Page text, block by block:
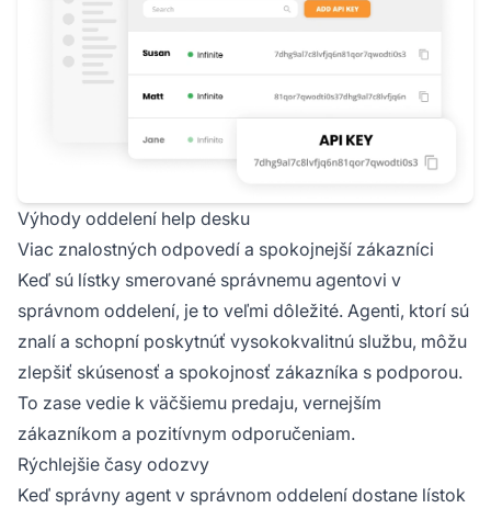
Výhody oddelení help desku
Viac znalostných odpovedí a spokojnejší zákazníci
Keď sú lístky smerované správnemu agentovi v
správnom oddelení, je to veľmi dôležité. Agenti, ktorí sú
znalí a schopní poskytnúť vysokokvalitnú službu, môžu
zlepšiť skúsenosť a spokojnosť zákazníka s podporou.
To zase vedie k väčšiemu predaju, vernejším
zákazníkom a pozitívnym odporučeniam.
Rýchlejšie časy odozvy
Keď správny agent v správnom oddelení dostane lístok